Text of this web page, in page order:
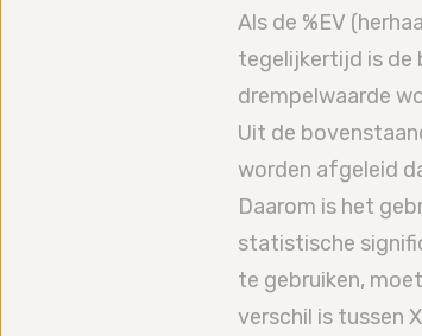
Als de %EV
tegelijkertijd is de
drempelwaarde
Uit de
worden afgeleid
Daarom is het
statistische
te gebruiken,
verschil is tussen